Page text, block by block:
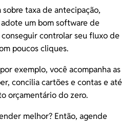
taxa de antecipação,
um bom software de
controlar seu fluxo de
poucos cliques.
exemplo, você acompanha as
concilia cartões e contas e até
orçamentário do zero.
melhor? Então, agende